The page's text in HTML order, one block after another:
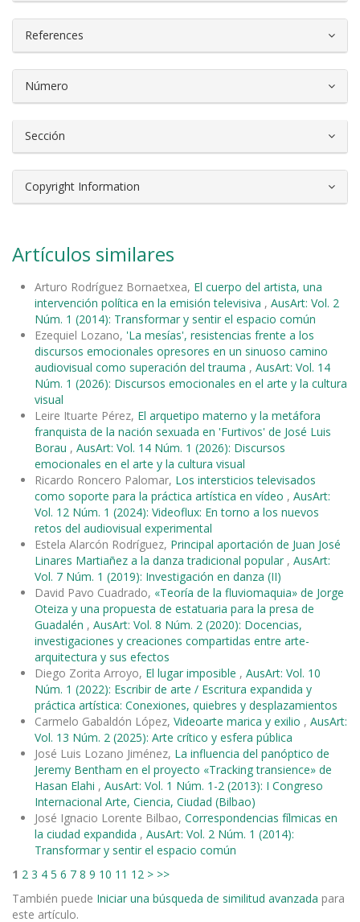
References
Número
Sección
Copyright Information
Artículos similares
Arturo Rodríguez Bornaetxea, El cuerpo del artista, una
intervención política en la emisión televisiva , AusArt: Vol. 2
Núm. 1 (2014): Transformar y sentir el espacio común
Ezequiel Lozano, 'La mesías', resistencias frente a los
discursos emocionales opresores en un sinuoso camino
audiovisual como superación del trauma , AusArt: Vol. 14
Núm. 1 (2026): Discursos emocionales en el arte y la cultura
visual
Leire Ituarte Pérez, El arquetipo materno y la metáfora
franquista de la nación sexuada en 'Furtivos' de José Luis
Borau , AusArt: Vol. 14 Núm. 1 (2026): Discursos
emocionales en el arte y la cultura visual
Ricardo Roncero Palomar, Los intersticios televisados
como soporte para la práctica artística en vídeo , AusArt:
Vol. 12 Núm. 1 (2024): Videoflux: En torno a los nuevos
retos del audiovisual experimental
Estela Alarcón Rodríguez, Principal aportación de Juan José
Linares Martiañez a la danza tradicional popular , AusArt:
Vol. 7 Núm. 1 (2019): Investigación en danza (II)
David Pavo Cuadrado, «Teoría de la fluviomaquia» de Jorge
Oteiza y una propuesta de estatuaria para la presa de
Guadalén , AusArt: Vol. 8 Núm. 2 (2020): Docencias,
investigaciones y creaciones compartidas entre arte-
arquitectura y sus efectos
Diego Zorita Arroyo, El lugar imposible , AusArt: Vol. 10
Núm. 1 (2022): Escribir de arte / Escritura expandida y
práctica artística: Conexiones, quiebres y desplazamientos
Carmelo Gabaldón López, Videoarte marica y exilio , AusArt:
Vol. 13 Núm. 2 (2025): Arte crítico y esfera pública
José Luis Lozano Jiménez, La influencia del panóptico de
Jeremy Bentham en el proyecto «Tracking transience» de
Hasan Elahi , AusArt: Vol. 1 Núm. 1-2 (2013): I Congreso
Internacional Arte, Ciencia, Ciudad (Bilbao)
José Ignacio Lorente Bilbao, Correspondencias fílmicas en
la ciudad expandida , AusArt: Vol. 2 Núm. 1 (2014):
Transformar y sentir el espacio común
1 2 3 4 5 6 7 8 9 10 11 12 > >>
También puede Iniciar una búsqueda de similitud avanzada para
este artículo.